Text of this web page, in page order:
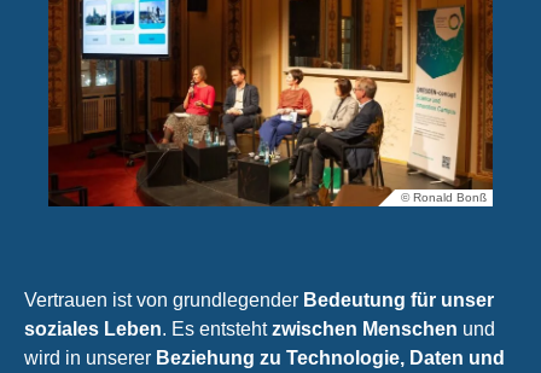
© Ronald Bonß
Vertrauen ist von grundlegender Bedeutung für unser
soziales Leben. Es entstehtzwischen Menschen und
wird in unserer Beziehung zu Technologie, Daten und